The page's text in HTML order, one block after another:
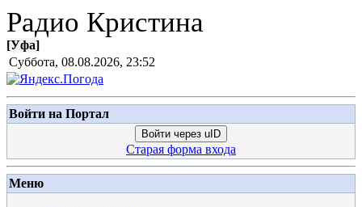
Радио Кристина
[Уфа]
Суббота, 08.08.2026, 23:52
Войти на Портал
Войти через uID
Старая форма входа
Меню